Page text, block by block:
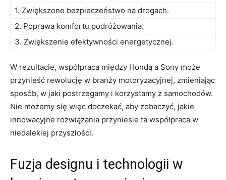
1. Zwiększone bezpieczeństwo​ na drogach.
2. Poprawa​ komfortu podróżowania.
3. Zwiększenie efektywności energetycznej.
W rezultacie,​ współpraca‌ między Hondą a Sony‌ może
przynieść rewolucję w branży ‍motoryzacyjnej, zmieniając
sposób,‍ w jaki postrzegamy i korzystamy​ z⁣ samochodów.​
Nie możemy się ‍więc doczekać, aby zobaczyć, jakie
innowacyjne ⁣rozwiązania przyniesie ta współpraca ​w
niedalekiej przyszłości.
Fuzja designu i ⁢technologii ⁤w